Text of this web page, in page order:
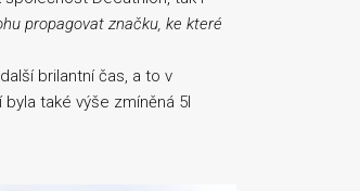
propagovat značku, ke které
brilantní čas, a to v
také výše zmíněná 5l